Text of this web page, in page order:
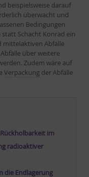
beispielsweise darauf
überwacht und
Bedingungen
Schacht Konrad ein
mittelaktiven Abfälle
über weitere
Zudem wäre auf
Verpackungder Abfälle
im
radioaktiver
die Endlagerung